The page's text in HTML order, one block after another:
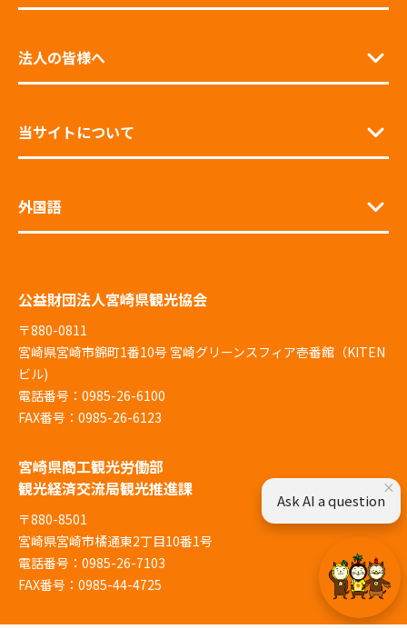
法人の皆様へ
当サイトについて
外国語
公益財団法人宮崎県観光協会
〒880-0811
宮崎県宮崎市錦町1番10号 宮崎グリーンスフィア壱番館（KITEN
ビル)
電話番号：0985-26-6100
FAX番号：0985-26-6123
宮崎県商工観光労働部
観光経済交流局観光推進課
〒880-8501
宮崎県宮崎市橘通東2丁目10番1号
電話番号：0985-26-7103
FAX番号：0985-44-4725
×
Ask AI a question